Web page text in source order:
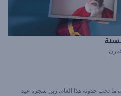
مرن
ما تحب حدوثه هذا العام. زين شجرة عيد